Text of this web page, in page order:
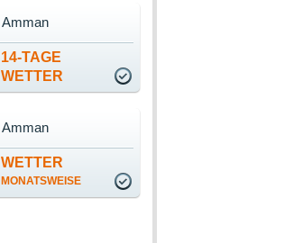
14-TAGE
WETTER
Amman
WETTER
MONATSWEISE
Amman